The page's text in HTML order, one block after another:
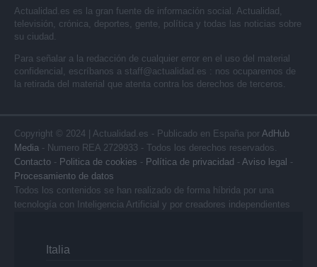
Actualidad.es es la gran fuente de información social. Actualidad,
televisión, crónica, deportes, gente, política y todas las noticias sobre
su ciudad.
Para señalar a la redacción de cualquier error en el uso del material
confidencial, escríbanos a staff@actualidad.es : nos ocuparemos de
la retirada del material que atenta contra los derechos de terceros.
Copyright © 2024 | Actualidad.es - Publicado en España por AdHub
Media - Numero REA 2729933 - Todos los derechos reservados.
Contacto - Politica de cookies - Política de privacidad - Aviso legal -
Procesamiento de datos
Todos los contenidos se han realizado de forma híbrida por una
tecnología con Inteligencia Artificial y por creadores independientes
Italia